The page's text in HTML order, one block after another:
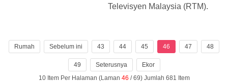
Televisyen Malaysia (RTM).
Rumah Sebelum ini 43 44 45 46 47 48
49 Seterusnya
Ekor
10 Item Per Halaman (Laman 46 / 69) Jumlah 681 Item